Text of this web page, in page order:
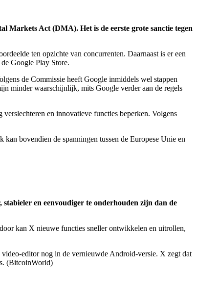
Markets Act (DMA). Het is de eerste grote sanctie tegen
ten opzichte van concurrenten. Daarnaast is er een
Google Play Store.
de Commissie heeft Google inmiddels wel stappen
minder waarschijnlijk, mits Google verder aan de regels
en innovatieve functies beperken. Volgens
bovendien de spanningen tussen de Europese Unie en
en eenvoudiger te onderhouden zijn dan de
kan X nieuwe functies sneller ontwikkelen en uitrollen,
editor nog in de vernieuwde Android-versie. X zegt dat
(⁠BitcoinWorld)